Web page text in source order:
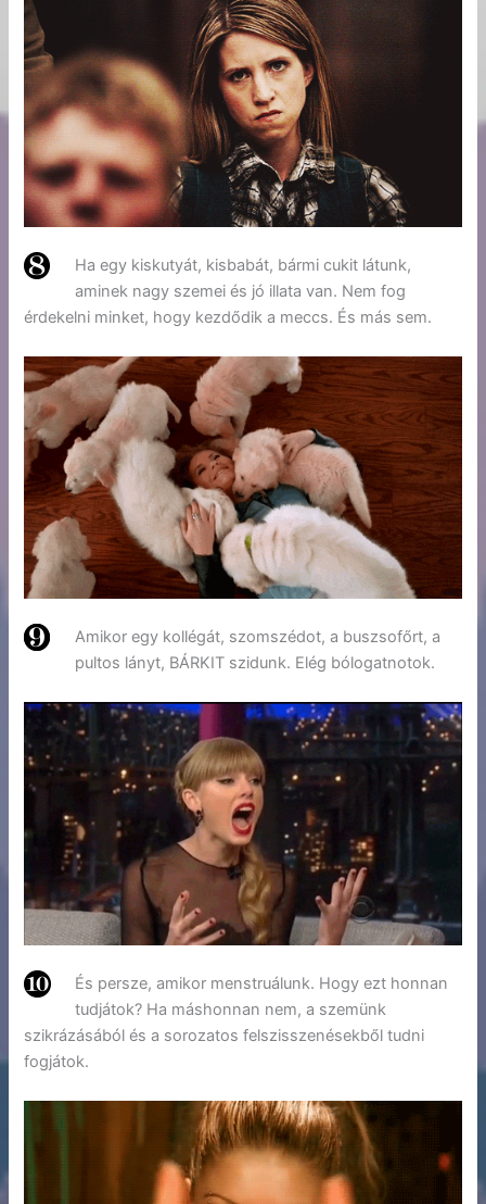
Ha egy kiskutyát, kisbabát, bármi cukit látunk,
aminek nagy szemei és jó illata van. Nem fog
érdekelni minket, hogy kezdődik a meccs. És más sem.
Amikor egy kollégát, szomszédot, a buszsofőrt, a
pultos lányt, BÁRKIT szidunk. Elég bólogatnotok.
És persze, amikor menstruálunk. Hogy ezt honnan
tudjátok? Ha máshonnan nem, a szemünk
szikrázásából és a sorozatos felszisszenésekből tudni
fogjátok.